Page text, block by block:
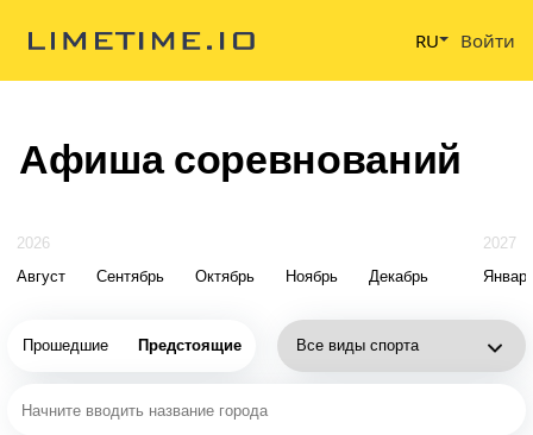
RU Войти
Афиша соревнований
2026
Август
Сентябрь Октябрь Ноябрь Декабрь
2027
Прошедшие Предстоящие